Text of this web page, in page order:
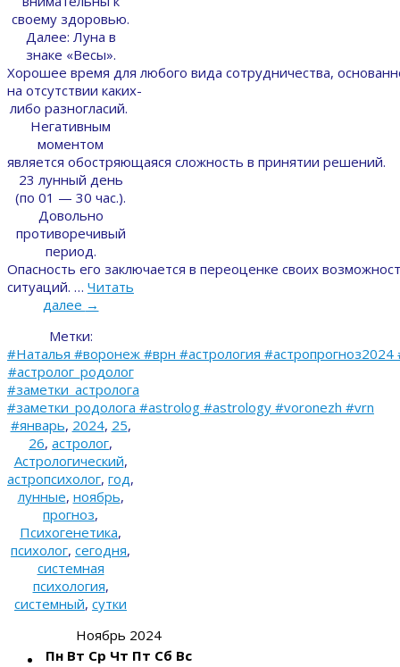
своему здоровью.
Далее: Луна в
знаке «Весы».
Хорошее время для любого вида сотрудничества,
на отсутствии каких-
либо разногласий.
Негативным
моментом
является обостряющаяся сложность в принятии решений.
23 лунный день
(по 01 — 30 час.).
Довольно
противоречивый
период.
Опасность его заключается в переоценке своих
ситуаций. … Читать
далее →
Метки:
#Наталья #воронеж #врн #астрология #астропрогноз2024
#астролог_родолог
#заметки_астролога
#заметки_родолога #astrolog #astrology #voronezh #vrn
#январь, 2024, 25,
26, астролог,
Астрологический,
астропсихолог, год,
лунные, ноябрь,
прогноз,
Психогенетика,
психолог, сегодня,
системная
психология,
системный, сутки
Ноябрь 2024
Пн Вт Ср Чт Пт Сб Вс